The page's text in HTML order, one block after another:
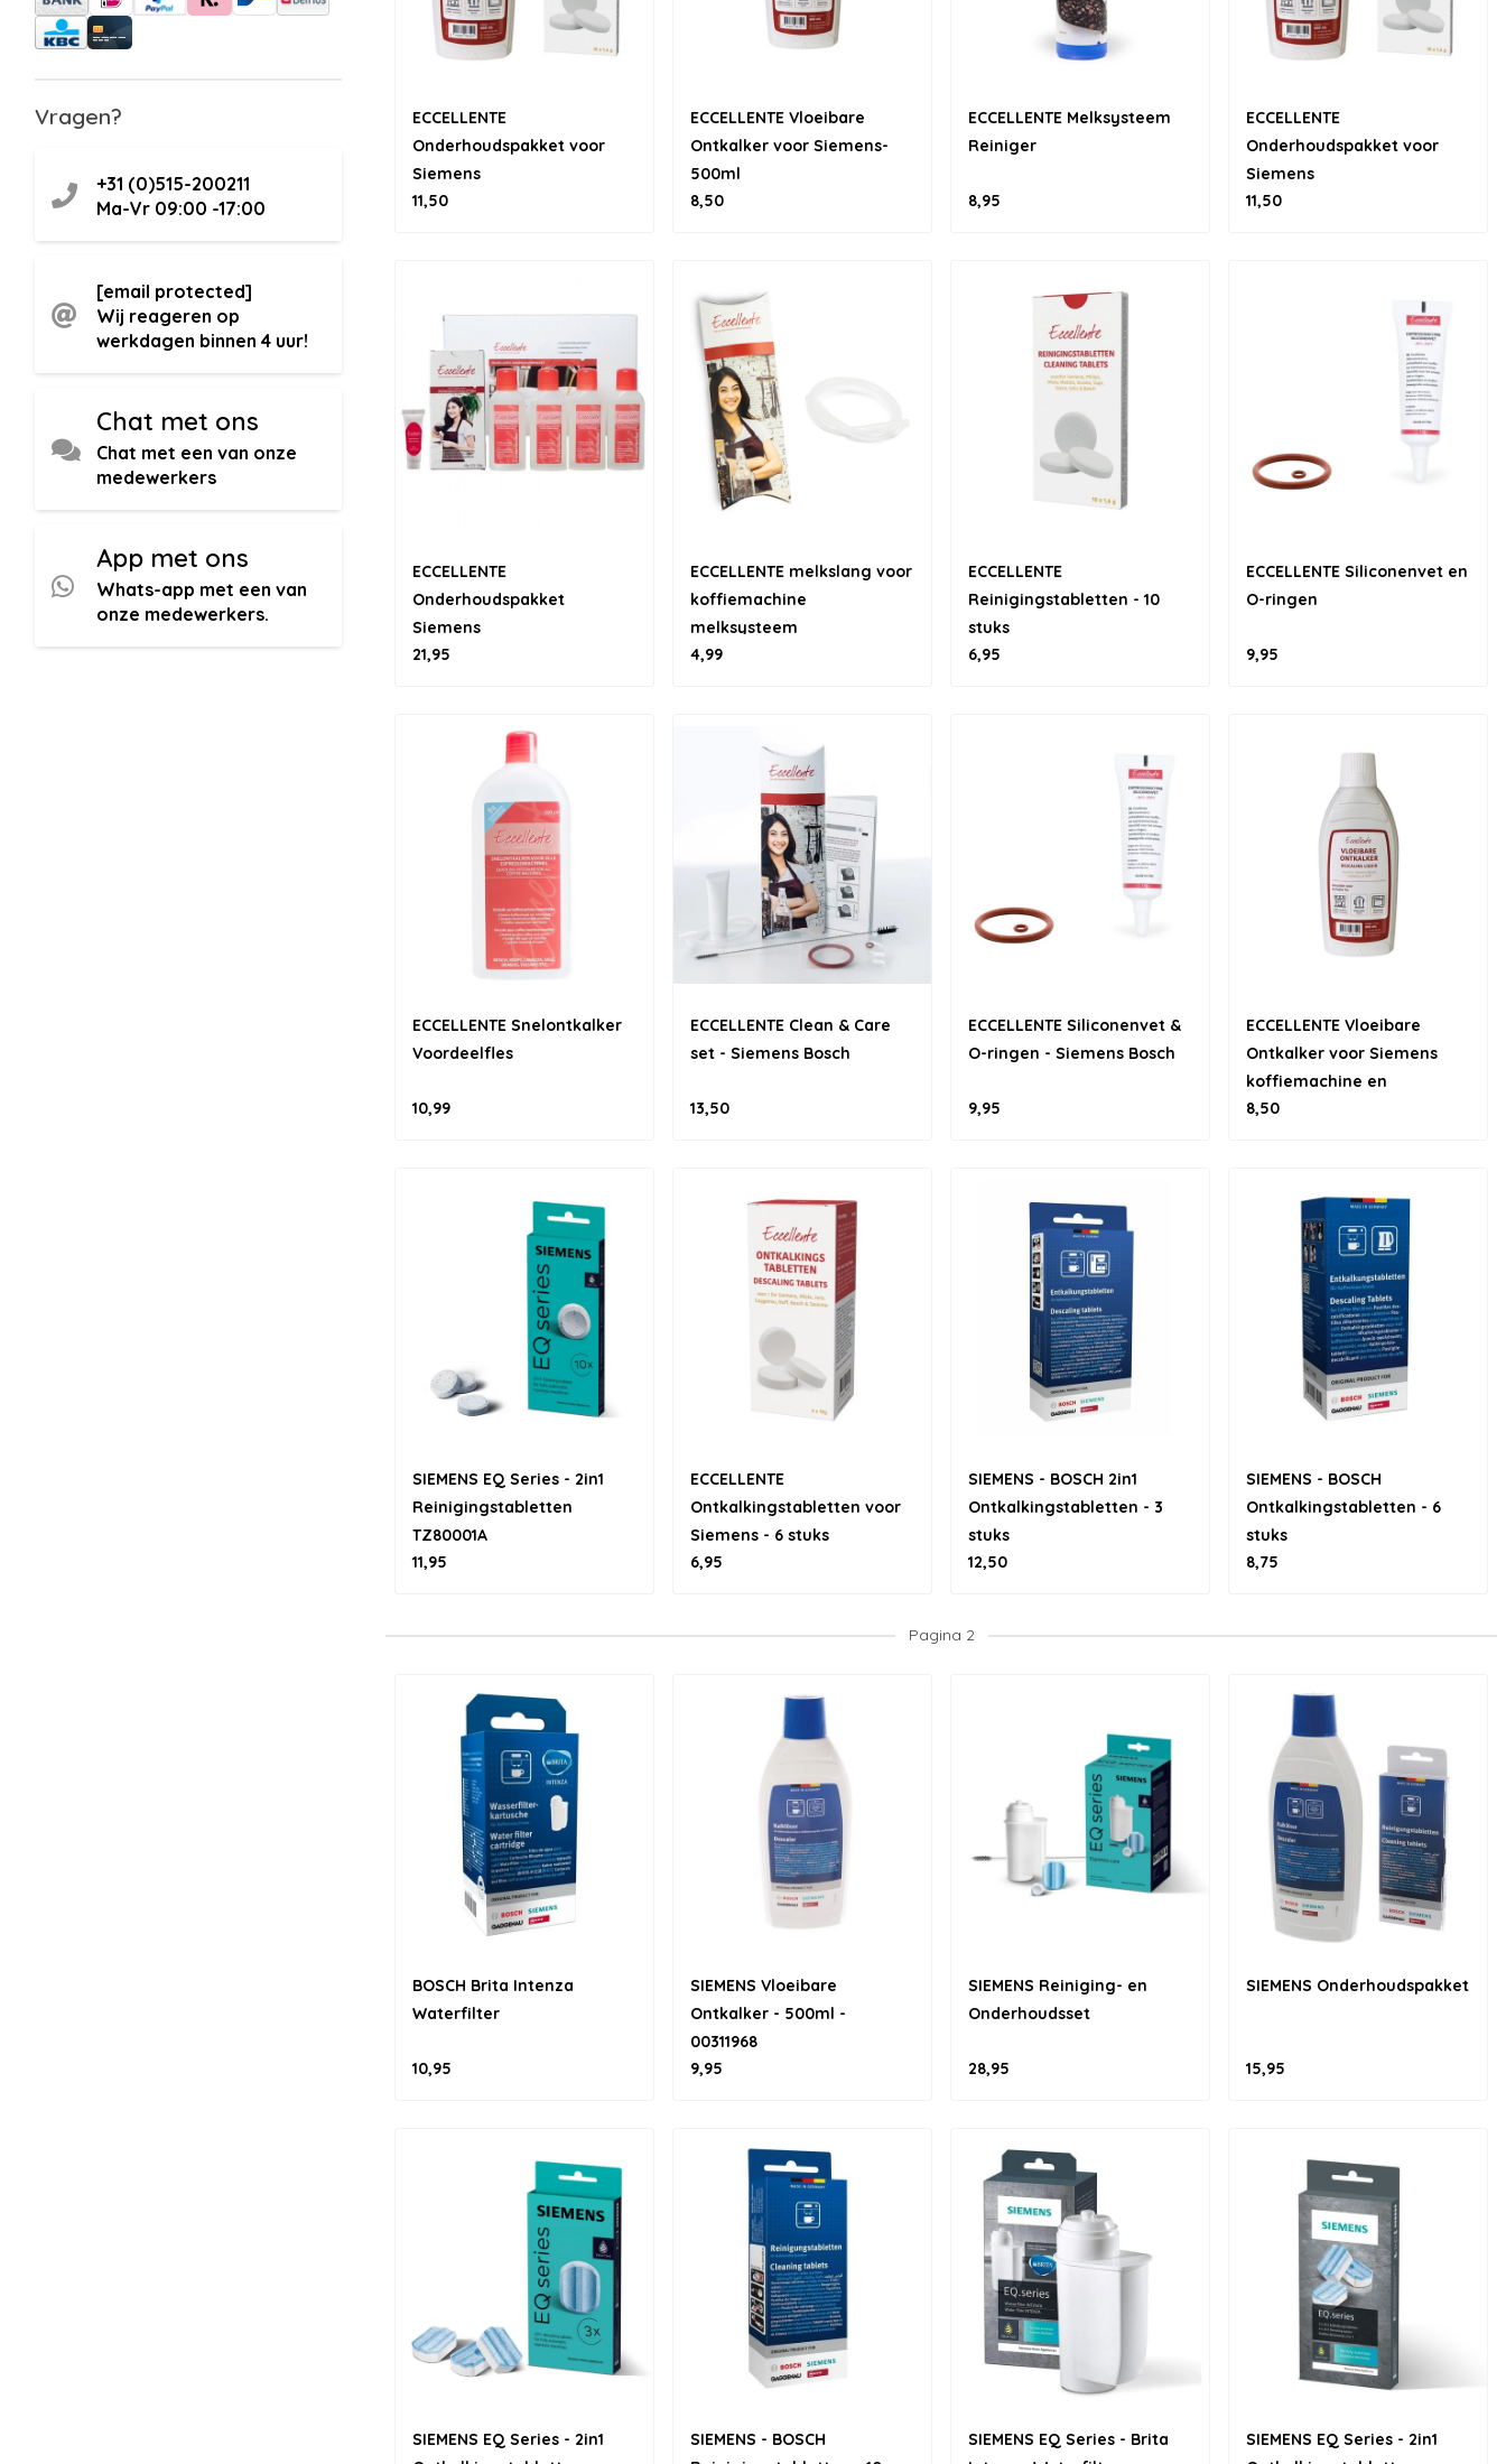
Vragen?
+31 (0)515-200211
Ma-Vr 09:00 -17:00
[email protected]
Wij reageren op
werkdagen binnen 4 uur!
Chat met ons
Chat met een van onze
medewerkers
App met ons
Whats-app met een van
onze medewerkers.
ECCELLENTE
Onderhoudspakket voor
Siemens
11,50
ECCELLENTE Vloeibare
Ontkalker voor Siemens-
500ml
8,50
ECCELLENTE Melksysteem
Reiniger
8,95
ECCELLENTE
Onderhoudspakket voor
Siemens
11,50
ECCELLENTE
Onderhoudspakket
Siemens
21,95
ECCELLENTE melkslang voor
koffiemachine
melksysteem
4,99
ECCELLENTE
Reinigingstabletten - 10
stuks
6,95
ECCELLENTE Siliconenvet en
O-ringen
9,95
ECCELLENTE Snelontkalker
Voordeelfles
10,99
ECCELLENTE Clean & Care
set - Siemens Bosch
13,50
ECCELLENTE Siliconenvet &
O-ringen - Siemens Bosch
9,95
ECCELLENTE Vloeibare
Ontkalker voor Siemens
koffiemachine en
stoomoven
8,50
SIEMENS EQ Series - 2in1
Reinigingstabletten
TZ80001A
11,95
ECCELLENTE
Ontkalkingstabletten voor
Siemens - 6 stuks
6,95
SIEMENS - BOSCH 2in1
Ontkalkingstabletten - 3
stuks
12,50
SIEMENS - BOSCH
Ontkalkingstabletten - 6
stuks
8,75
Pagina 2
BOSCH Brita Intenza
Waterfilter
10,95
SIEMENS Vloeibare
Ontkalker - 500ml -
00311968
9,95
SIEMENS Reiniging- en
Onderhoudsset
28,95
SIEMENS Onderhoudspakket
15,95
SIEMENS EQ Series - 2in1
SIEMENS - BOSCH
SIEMENS EQ Series - Brita
SIEMENS EQ Series - 2in1